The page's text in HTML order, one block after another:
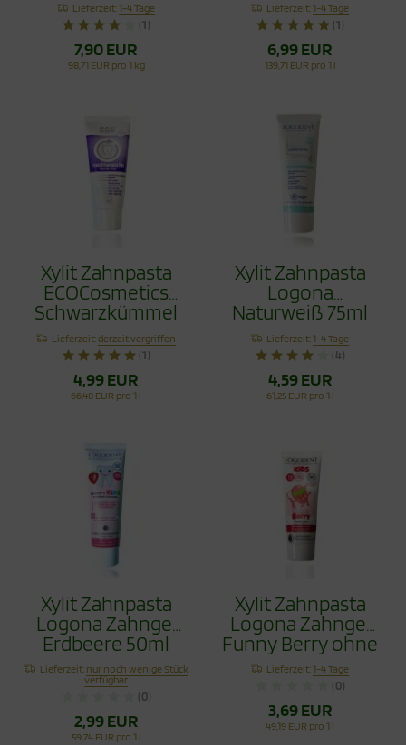
Lieferzeit:1-4 Tage
(1)
7,90 EUR
98,71 EUR pro 1 kg
Fluoridfrei 75ml
Lieferzeit:1-4 Tage
(1)
6,99 EUR
139,71 EUR pro 1 l
Xylit Zahnpasta
ECOCosmetics
Schwarzkümmel
Fluoridfrei 75ml
Lieferzeit:derzeit vergriffen
(1)
4,99 EUR
66,48 EUR pro 1 l
Xylit Zahnpasta
Logona
Naturweiß 75ml
Lieferzeit:1-4 Tage
(4)
4,59 EUR
61,25 EUR pro 1 l
Xylit Zahnpasta
Logona Zahngel
Erdbeere 50ml
Lieferzeit: nur noch wenige Stück
verfügbar
(0)
2,99 EUR
59,74 EUR pro 1 l
Xylit Zahnpasta
Logona Zahngel
Funny Berry ohne
Fluorid 75ml
Lieferzeit:1-4 Tage
(0)
3,69 EUR
49,19 EUR pro 1 l